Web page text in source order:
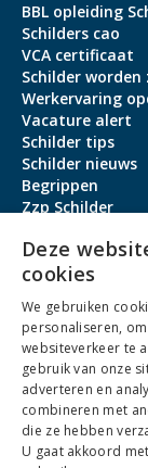
BBL opleiding
Schilders cao
VCA certificaat
Schilder
Werkervaring
Vacature alert
Schilder tips
Schilder nieuws
Begrippen
Zzp Schilder
Contact
Over ons
088-
Deze
cookies
We gebruiken
personaliseren,
websiteverkeer te
gebruik van onze
adverteren en
combineren met
die ze hebben
U gaat akkoord